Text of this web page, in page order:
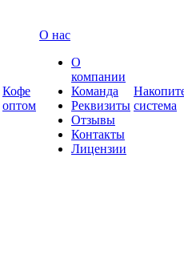
Кофе
оптом
О нас
О
компании
Команда
Реквизиты
Отзывы
Контакты
Лицензии
система